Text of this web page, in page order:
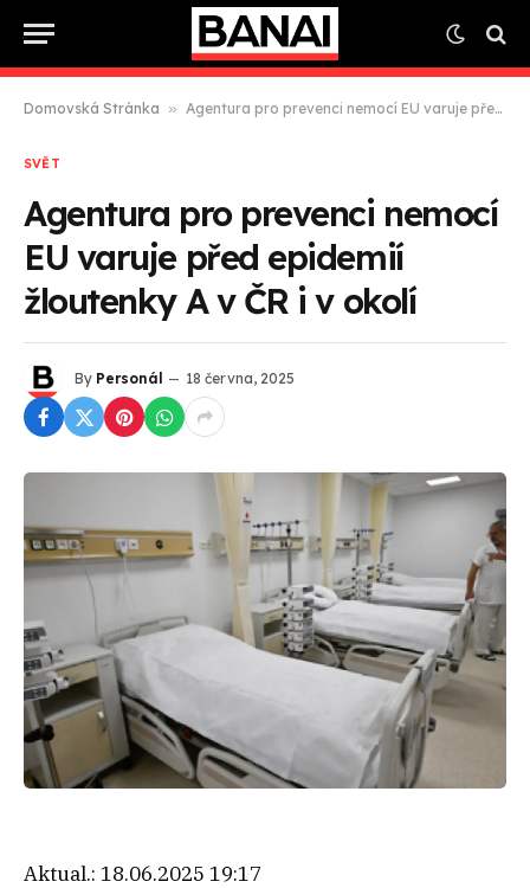
Domovská Stránka » Agentura pro prevenci nemocí EU varuje před epidemií žloutenky A v ČR i v okolí
SVĚT
Agentura pro prevenci nemocí
EU varuje před epidemií
žloutenky A v ČR i v okolí
By Personál 18 června, 2025
Aktual.: 18.06.2025 19:17